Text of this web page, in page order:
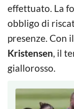
effettuato. La
obbligo di
presenze. Con
Kristensen, il
giallorosso.